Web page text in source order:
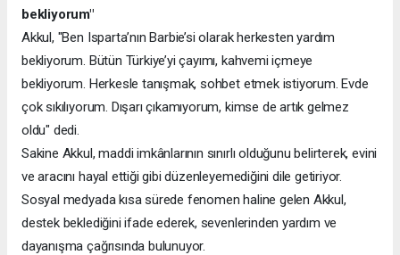
bekliyorum"
Akkul, "Ben Isparta’nın Barbie’si olarak herkesten yardım
bekliyorum. Bütün Türkiye’yi çayımı, kahvemi içmeye
bekliyorum. Herkesle tanışmak, sohbet etmek istiyorum. Evde
çok sıkılıyorum. Dışarı çıkamıyorum, kimse de artık gelmez
oldu" dedi.
Sakine Akkul, maddi imkânlarının sınırlı olduğunu belirterek, evini
ve aracını hayal ettiği gibi düzenleyemediğini dile getiriyor.
Sosyal medyada kısa sürede fenomen haline gelen Akkul,
destek beklediğini ifade ederek, sevenlerinden yardım ve
dayanışma çağrısında bulunuyor.